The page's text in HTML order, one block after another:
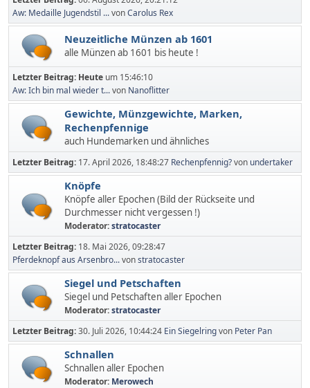
Aw: Medaille Jugendstil ...vonCarolus Rex
Neuzeitliche Münzen ab 1601
alle Münzen ab 1601 bis heute !
Letzter Beitrag: Heute um 15:46:10
Aw: Ich bin mal wieder t...von Nanoflitter
Gewichte, Münzgewichte, Marken,
Rechenpfennige
auch Hundemarken und ähnliches
Letzter Beitrag: 17. April 2026, 18:48:27 Rechenpfennig?von undertaker
Knöpfe
Knöpfe aller Epochen (Bild der Rückseite und
Durchmesser nicht vergessen !)
Moderator:stratocaster
Letzter Beitrag: 18. Mai 2026, 09:28:47
Pferdeknopf aus Arsenbro...vonstratocaster
Siegel und Petschaften
Siegel und Petschaften aller Epochen
Moderator:stratocaster
Letzter Beitrag:30. Juli 2026, 10:44:24 Ein Siegelringvon Peter Pan
Schnallen
Schnallen aller Epochen
Moderator: Merowech